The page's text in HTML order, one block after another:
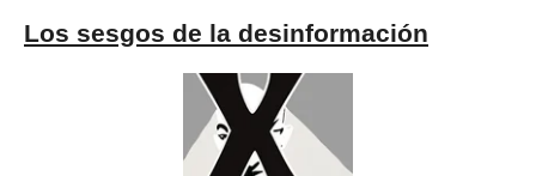
Los sesgos de la desinformación